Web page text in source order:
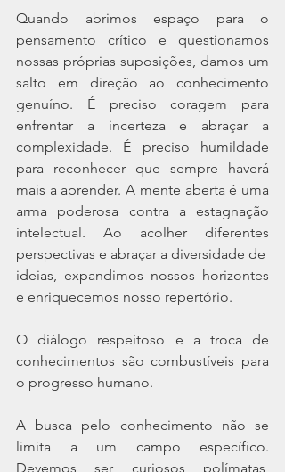
Quando abrimos espaço para o
pensamento crítico e questionamos
nossas próprias suposições, damos um
salto em direção ao conhecimento
genuíno. É preciso coragem para
enfrentar a incerteza e abraçar a
complexidade. É preciso humildade
para reconhecer que sempre haverá
mais a aprender. A mente aberta é uma
arma poderosa contra a estagnação
intelectual. Ao acolher diferentes
perspectivas e abraçar a diversidade de
ideias, expandimos nossos horizontes
e enriquecemos nosso repertório.
O diálogo respeitoso e a troca de
conhecimentos são combustíveis para
o progresso humano.
A busca pelo conhecimento não se
limita a um campo específico.
Devemos ser curiosos polímatas,